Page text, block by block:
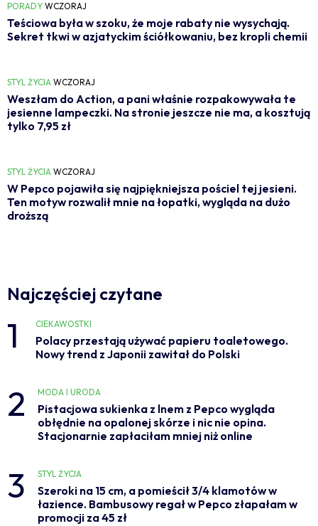
PORADY WCZORAJ
Teściowa była w szoku, że moje rabaty nie wysychają.
Sekret tkwi w azjatyckim ściółkowaniu, bez kropli chemii
STYL ŻYCIA WCZORAJ
Weszłam do Action, a pani właśnie rozpakowywała te
jesienne lampeczki. Na stronie jeszcze nie ma, a kosztują
tylko 7,95 zł
STYL ŻYCIA WCZORAJ
W Pepco pojawiła się najpiękniejsza pościel tej jesieni.
Ten motyw rozwalił mnie na łopatki, wygląda na dużo
droższą
Najczęściej czytane
1 CIEKAWOSTKI
Polacy przestają używać papieru toaletowego.
Nowy trend z Japonii zawitał do Polski
2 MODA I URODA
Pistacjowa sukienka z lnem z Pepco wygląda
obłędnie na opalonej skórze i nic nie opina.
Stacjonarnie zapłaciłam mniej niż online
3 STYL ŻYCIA
Szeroki na 15 cm, a pomieścił 3/4 klamotów w
łazience. Bambusowy regał w Pepco złapałam w
promocji za 45 zł